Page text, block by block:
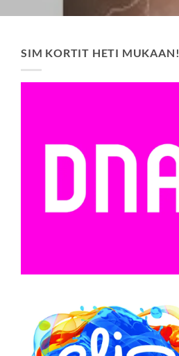
SIM KORTIT HETI MUKAAN!